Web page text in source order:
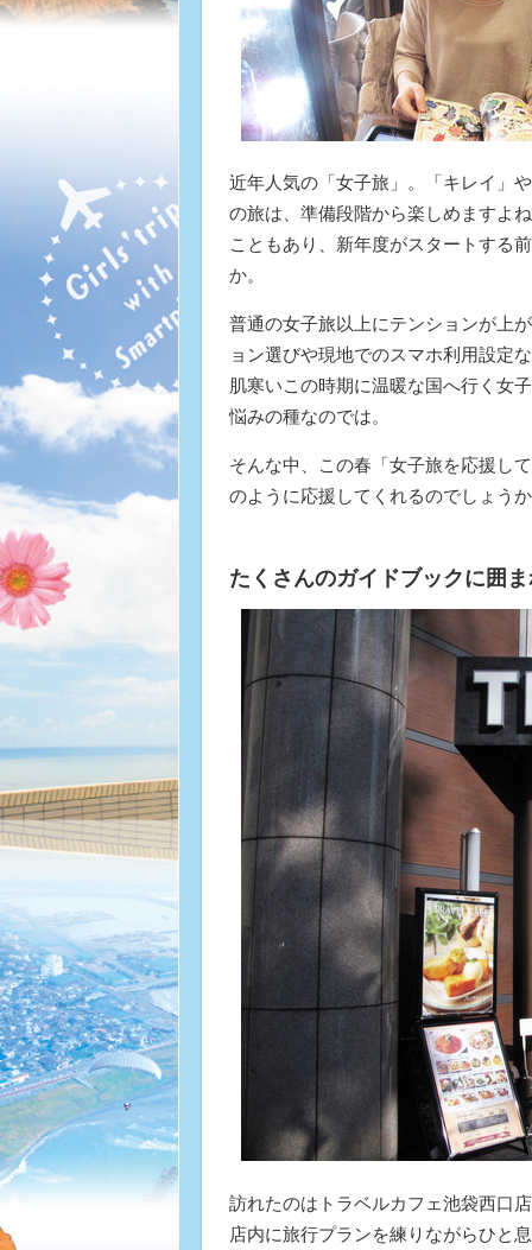
近年人気の「女子旅」。「キレイ」
の旅は、準備段階から楽しめますよ
こともあり、新年度がスタートする
か。
普通の女子旅以上にテンションが上
ョン選びや現地でのスマホ利用設定
肌寒いこの時期に温暖な国へ行く女
悩みの種なのでは。
そんな中、この春「女子旅を応援し
のように応援してくれるのでしょう
たくさんのガイドブックに囲
訪れたのはトラベルカフェ池袋西口
店内に旅行プランを練りながらひと